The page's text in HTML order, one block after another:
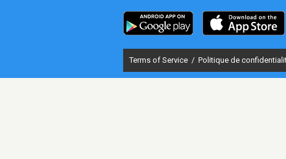
Terms of Service / Politique de